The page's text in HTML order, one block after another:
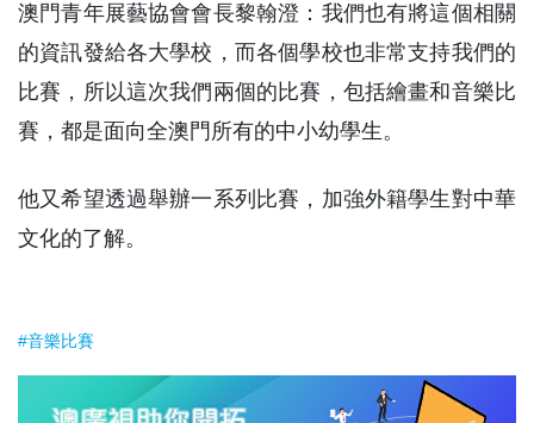
澳門青年展藝協會會長黎翰澄：我們也有將這個相關
的資訊發給各大學校，而各個學校也非常支持我們的
比賽，所以這次我們兩個的比賽，包括繪畫和音樂比
賽，都是面向全澳門所有的中小幼學生。
他又希望透過舉辦一系列比賽，加強外籍學生對中華
文化的了解。
#音樂比賽